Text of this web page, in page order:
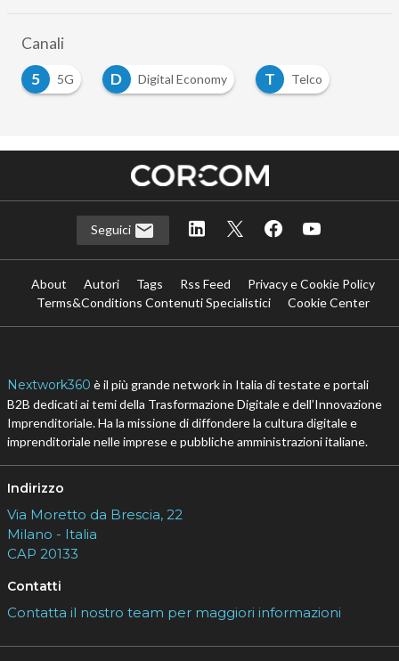
Canali
5
5G D Digital Economy T Telco
Seguici
About Autori Tags Rss Feed
Privacy e Cookie Policy
Terms&Conditions Contenuti Specialistici
Cookie Center
Nextwork360 è il più grande network in Italia di testate e portali
B2B dedicati ai temi della Trasformazione Digitale e dell’Innovazione
Imprenditoriale. Ha la missione di diffondere la cultura digitale e
imprenditoriale nelle imprese e pubbliche amministrazioni italiane.
Indirizzo
Via Moretto da Brescia, 22
Milano - Italia
CAP 20133
Contatti
Contatta il nostro team per maggiori informazioni